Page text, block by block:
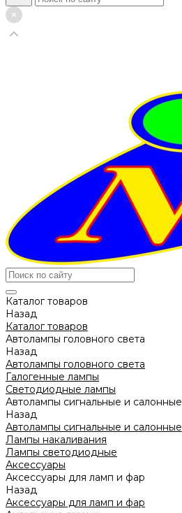
Каталог товаров
Назад
Каталог товаров
Автолампы головного света
Назад
Автолампы головного света
Галогенные лампы
Светодиодные лампы
Автолампы сигнальные и салонные
Назад
Автолампы сигнальные и салонные
Лампы накаливания
Лампы светодиодные
Аксессуары
Аксессуары для ламп и фар
Назад
Аксессуары для ламп и фар